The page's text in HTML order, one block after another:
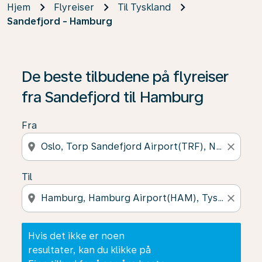
Hjem Flyreiser
Til Tyskland
Sandefjord - Hamburg
De beste tilbudene på flyreiser
fra Sandefjord til Hamburg
Fra
location_on close
Til
location_on close
Hvis det ikke er noen
resultater, kan du klikke på
Hvis det ikke er noen resultater, kan du klikke på